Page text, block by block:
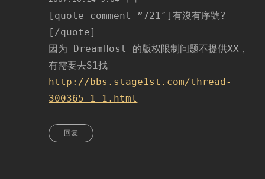
[quote comment=”721″]有沒有序號?
[/quote]
因为 DreamHost 的版权限制问题不提供XX，
有需要去S1找
http://bbs.stage1st.com/thread-
300365-1-1.html
回复